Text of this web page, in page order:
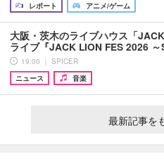
レポート
アニメ/ゲーム
大阪・茨木のライブハウス「
ライブ『JACK LION FES 2026
19:00 ｜ SPICER
ニュース
音楽
最新記事を